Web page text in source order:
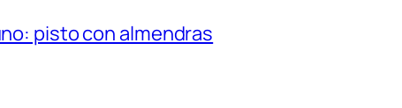
pisto con almendras